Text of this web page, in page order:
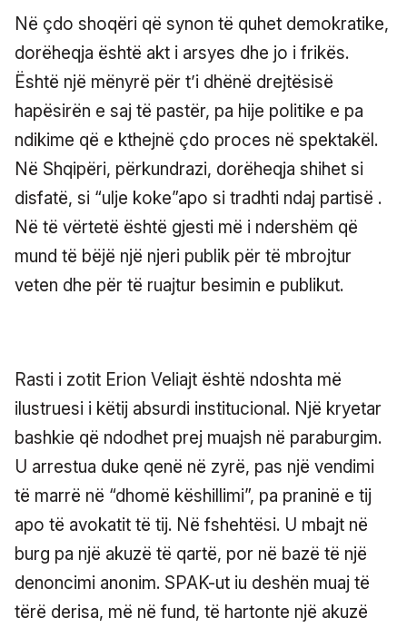
Në çdo shoqëri që synon të quhet demokratike,
dorëheqja është akt i arsyes dhe jo i frikës.
Është një mënyrë për t’i dhënë drejtësisë
hapësirën e saj të pastër, pa hije politike e pa
ndikime që e kthejnë çdo proces në spektakël.
Në Shqipëri, përkundrazi, dorëheqja shihet si
disfatë, si “ulje koke”apo si tradhti ndaj partisë .
Në të vërtetë është gjesti më i ndershëm që
mund të bëjë një njeri publik për të mbrojtur
veten dhe për të ruajtur besimin e publikut.
Rasti i zotit Erion Veliajt është ndoshta më
ilustruesi i këtij absurdi institucional. Një kryetar
bashkie që ndodhet prej muajsh në paraburgim.
U arrestua duke qenë në zyrë, pas një vendimi
të marrë në “dhomë këshillimi”, pa praninë e tij
apo të avokatit të tij. Në fshehtësi. U mbajt në
burg pa një akuzë të qartë, por në bazë të një
denoncimi anonim. SPAK-ut iu deshën muaj të
tërë derisa, më në fund, të hartonte një akuzë